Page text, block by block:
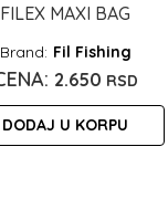
FILEX MAXI BAG
Fil Fishing
2.650 RSD
DODAJ U KORPU